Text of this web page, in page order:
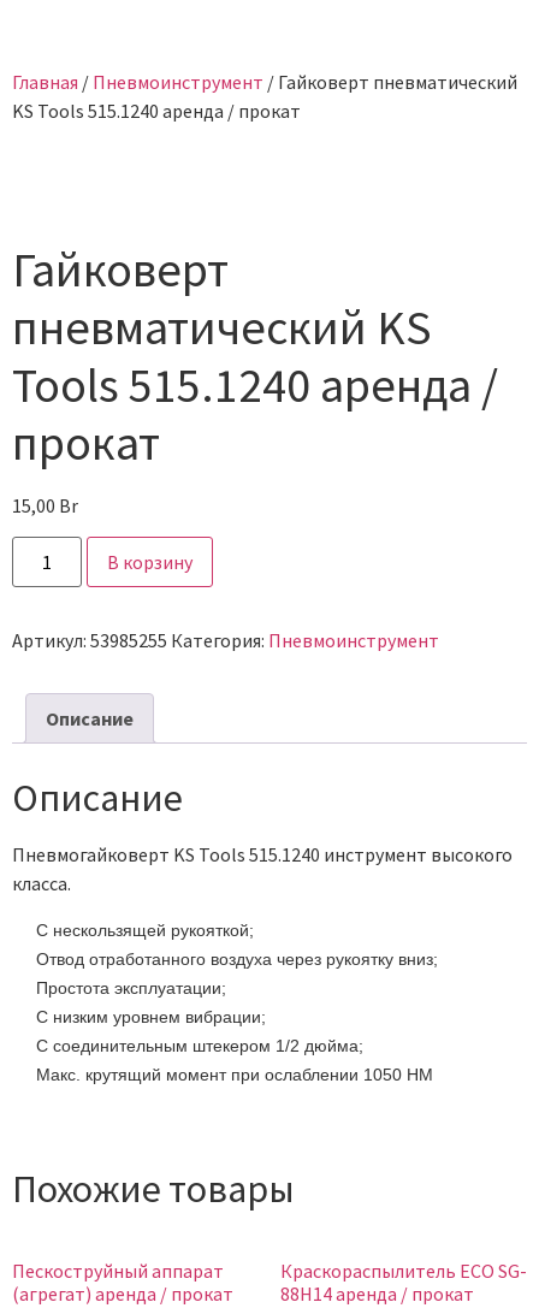
Главная / Пневмоинструмент / Гайковерт пневматический
KS Tools 515.1240 аренда / прокат
Гайковерт
пневматический KS
Tools 515.1240 аренда /
прокат
15,00 Br
В корзину
Артикул: 53985255 Категория: Пневмоинструмент
Описание
Описание
Пневмогайковерт KS Tools 515.1240 инструмент высокого
класса.
С нескользящей рукояткой;
Отвод отработанного воздуха через рукоятку вниз;
Простота эксплуатации;
С низким уровнем вибрации;
С соединительным штекером 1/2 дюйма;
Макс. крутящий момент при ослаблении 1050 НМ
Похожие товары
Пескоструйный аппарат
(агрегат) аренда / прокат
Краскораспылитель ECO SG-
88H14 аренда / прокат